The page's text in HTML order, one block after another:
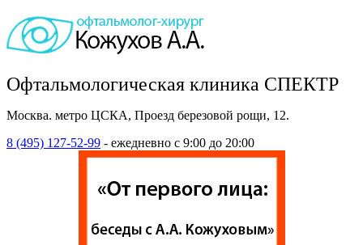
Офтальмологическая клиника СПЕКТР
Москва. метро ЦСКА, Проезд березовой рощи, 12.
8 (495) 127-52-99 - ежедневно с 9:00 до 20:00